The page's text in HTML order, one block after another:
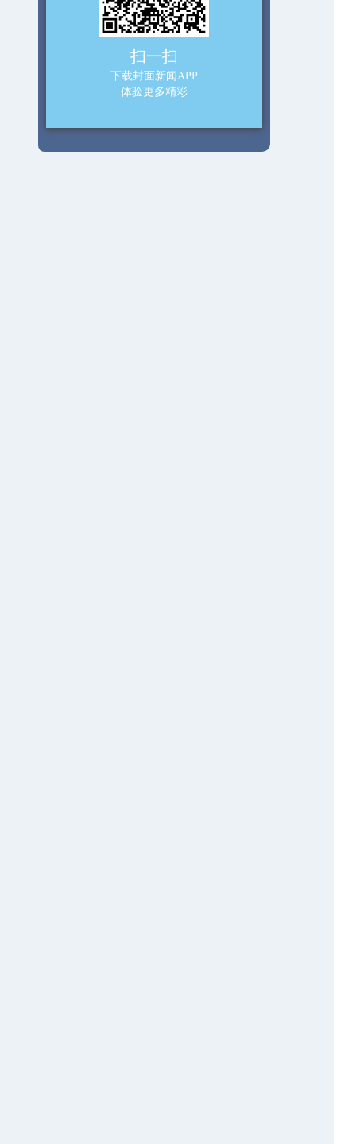
扫一扫
下载封面新闻APP
体验更多精彩